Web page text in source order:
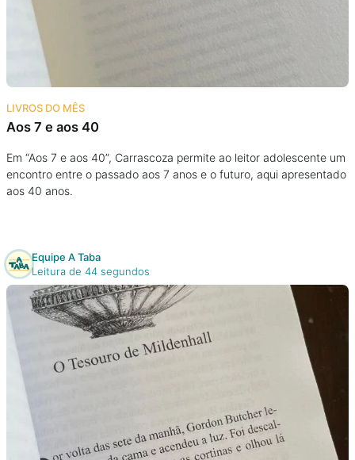
Como ler?
Na escola
Na família
Colunas
Colecionáveis
Cursos On line
E-Books
Eventos
Podcast
LIVROS DO MÊS
Aos 7 e aos 40
Em “Aos 7 e aos 40”, Carrascoza permite ao leitor adolescente um
encontro entre o passado aos 7 anos e o futuro, aqui apresentado
aos 40 anos.
Equipe A Taba
Leitura de 44 segundos